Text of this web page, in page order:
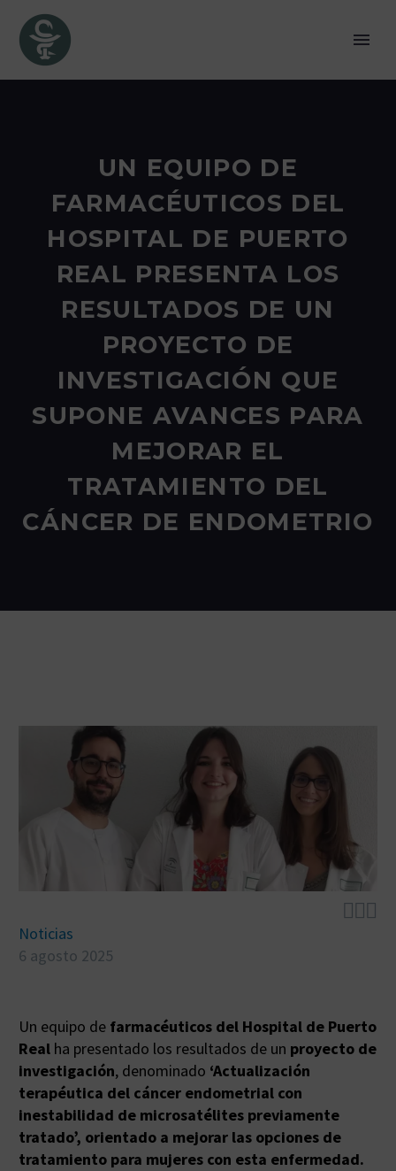
UN EQUIPO DE
FARMACÉUTICOS DEL
HOSPITAL DE PUERTO
REAL PRESENTA LOS
RESULTADOS DE UN
PROYECTO DE
INVESTIGACIÓN QUE
SUPONE AVANCES PARA
MEJORAR EL
TRATAMIENTO DEL
CÁNCER DE ENDOMETRIO
  
Noticias
6 agosto 2025
Un equipo de farmacéuticos del Hospital de Puerto
Real ha presentado los resultados de un proyecto de
investigación, denominado ‘Actualización
terapéutica del cáncer endometrial con
inestabilidad de microsatélites previamente
tratado’, orientado a mejorar las opciones de
tratamiento para mujeres con esta enfermedad.